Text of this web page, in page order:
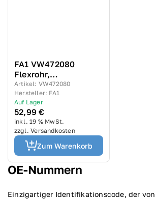
FA1 VW472080
Flexrohr,
Abgasanlage
Artikel: VW472080
Hersteller: FA1
Auf Lager
52,99 €
inkl. 19 % MwSt.
zzgl. Versandkosten
Zum Warenkorb
ОЕ-Nummern
Einzigartiger Identifikationscode, der von